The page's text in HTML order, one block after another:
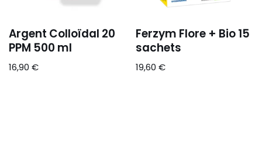
Argent Colloïdal 20
PPM 500 ml
16,90 €
Ferzym Flore + Bio 15
sachets
19,60€